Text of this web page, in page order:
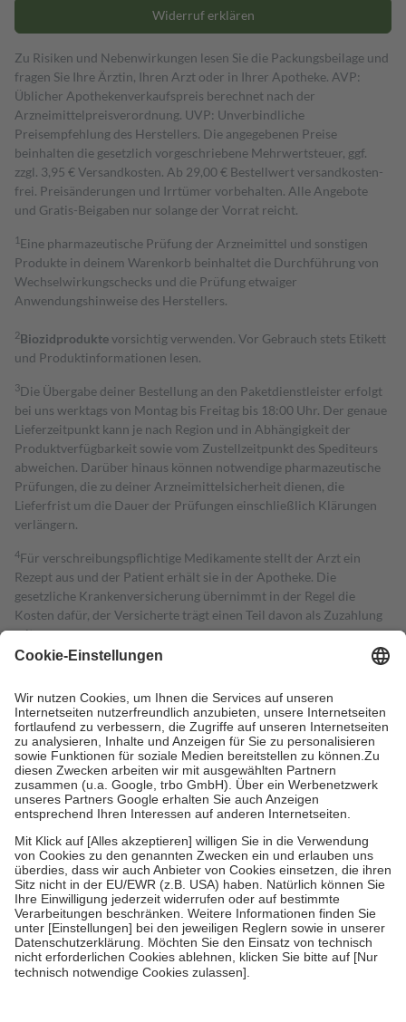
Widerruf erklären
Zu Risiken und Nebenwirkungen lesen Sie die Packungsbeilage und
fragen Sie Ihre Ärztin, Ihren Arzt oder in Ihrer Apotheke. AVP:
Üblicher Apothekenverkaufspreis berechnet nach der
Arzneimittelpreisverordnung. UVP: Unverbindliche
Preisempfehlung des Herstellers. Die angegebenen Preise
beinhalten die gesetzlich vorgeschriebene Mehrwertsteuer, ggf.
zzgl. 3,95 € Versandkosten. Ab 29,00 € Bestell­wert versand­kosten­
frei. Preisänderungen und Irrtümer vorbehalten. Alle Angebote
und Gratis-Beigaben nur solange der Vorrat reicht.
1 Eine pharmazeutische Prüfung der Arzneimittel und sonstigen
Produkte in deinem Warenkorb beinhaltet die Durchführung von
Wechselwirkungschecks und die Prüfung etwaiger
Anwendungshinweise des Herstellers.
2Biozidproduktevorsichtig verwenden. Vor Gebrauch stets Etikett
und Produktinformationen lesen.
3Die Übergabe deiner Bestellung an den Paketdienstleister erfolgt
bei uns werktags von Montag bis Freitag bis 18:00 Uhr. Der genaue
Lieferzeitpunkt kann je nach Region und in Abhängigkeit der
Produktverfügbarkeit sowie vom Zustellzeitpunkt des Spediteurs
abweichen. Darüber hinaus können notwendige pharmazeutische
Prüfungen, die zu deiner Arzneimittelsicherheit dienen, die
Lieferfrist um die Dauer der Prüfungen einschließlich Klärungen
verlängern.
4Für verschreibungspflichtige Medikamente stellt der Arzt ein
Rezept aus und der Patient erhält sie in der Apotheke. Die
gesetzliche Krankenversicherung übernimmt in der Regel die
Kosten dafür, der Versicherte trägt einen Teil davon als Zuzahlung
mit.
Grundsätzlich leisten Mitglieder Zuzahlungen in Höhe von zehn
höchstens zehn Euro.
Es sind jedoch nie mehr als die tatsächlichen
Kosten der Leistung zu entrichten.
Diese Regeln gelten grundsätzlich auch für Online-Apotheken.
Bei Heilmitteln und häuslicher Krankenpflege beträgt die
Zuzahlung zehn Prozent der Kosten sowie zehn Euro je
Verordnung.
Um das Engagement der Versicherten für ihre eigene Gesundheit zu
stärken und die besondere Stellung der Familie zu unterstützen,
fallenkeine Zuzahlungenan bei:
• Kindern und Jugendlichen bis zum vollendeten 18. Lebensjahr
mit Ausnahme der Fahrkosten
• Untersuchungen zur Vorsorge und Früherkennung, die von der
GKV getragen werden
• empfohlenen Schutzimpfungen
• Harn- und Blutteststreifen